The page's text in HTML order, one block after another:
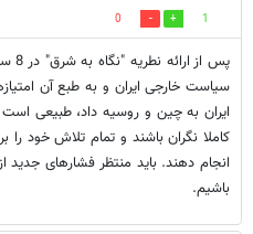
1
0
پس
سیاست خارجی ایران و به طبع آن
ایران به چین و روسیه داد، طبیعی است
کاملا نگران باشند و تمام تلاش خود را
انجام دهند. باید منتظر فشارهای
باشیم.